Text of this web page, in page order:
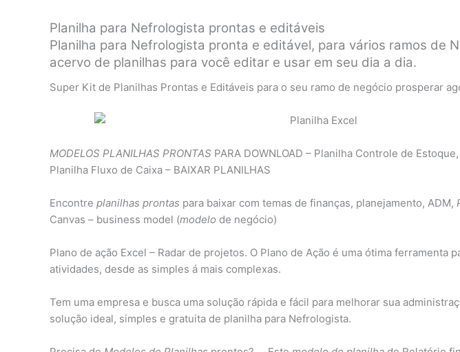
Planilha para Nefrologista prontas e editáveis
Planilha para Nefrologista pronta e editável, para vários ramos de
acervo de planilhas para você editar e usar em seu dia a dia.
Super Kit de Planilhas Prontas e Editáveis para o seu ramo de negócio prosperar
MODELOS PLANILHAS PRONTAS PARA DOWNLOAD – Planilha Controle de
Planilha Fluxo de Caixa – BAIXAR PLANILHAS
Encontre planilhas prontas para baixar com temas de finanças, planejamento, ADM,
Canvas – business model (modelo de negócio)
Plano de ação Excel – Radar de projetos. O Plano de Ação é uma ótima ferramenta
atividades, desde as simples á mais complexas.
Tem uma empresa e busca uma solução rápida e fácil para melhorar sua
solução ideal, simples e gratuita de planilha para Nefrologista.